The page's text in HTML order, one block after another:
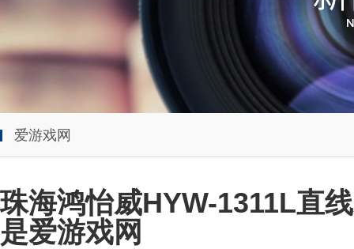
爱游戏网
珠海鸿怡威HYW-1311L直
是爱游戏网